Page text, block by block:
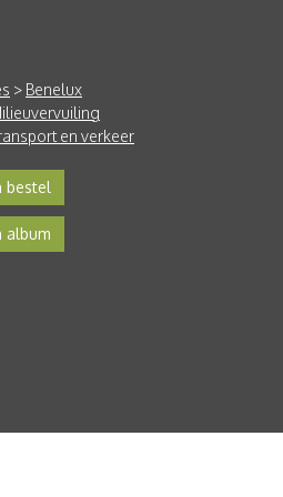
> Benelux
en verkeer
bestel
album